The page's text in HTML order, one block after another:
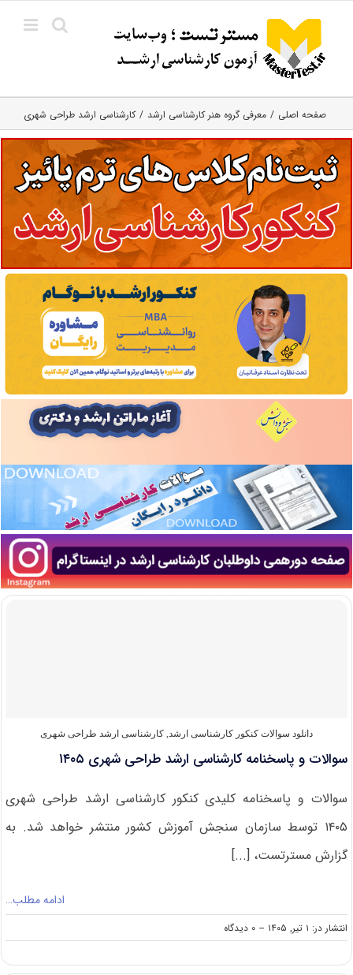
content
صفحه اصلی معرفی گروه هنر کارشناسی ارشد کارشناسی ارشد طراحی شهری
دانلود سوالات کنکور کارشناسی ارشد, کارشناسی ارشد طراحی شهری
سوالات و پاسخنامه کارشناسی ارشد طراحی شهری ۱۴۰۵
سوالات و پاسخنامه کلیدی کنکور کارشناسی ارشد طراحی شهری
۱۴۰۵ توسط سازمان سنجش آموزش کشور منتشر خواهد شد. به
گزارش مسترتست، [...]
ادامه مطلب…
انتشار در: ۱ تیر, ۱۴۰۵ -- ۰ دیدگاه
on
سوالات